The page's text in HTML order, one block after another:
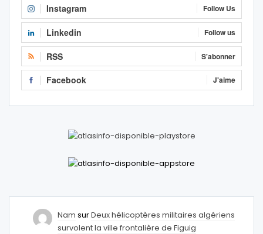
Instagram Follow Us
Linkedin Follow us
RSS S'abonner
Facebook J'aime
Nam surDeux hélicoptères militaires algériens
survolent la ville frontalière de Figuig